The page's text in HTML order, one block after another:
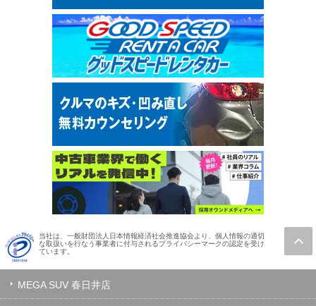
当社は、一般財団法人日本情報経済社会推進協会より、個人情報の適切
な取扱いを行なう事業者に付与されるプライバシーマークの認定を受け
ています。
MEGA SUV 春日井店